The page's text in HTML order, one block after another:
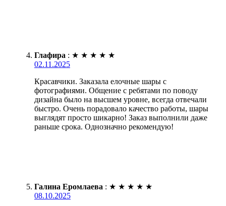
Глафира : ★ ★ ★ ★ ★
02.11.2025
Красавчики. Заказала елочные шары с
фотографиями. Общение с ребятами по поводу
дизайна было на высшем уровне, всегда отвечали
быстро. Очень порадовало качество работы, шары
выглядят просто шикарно! Заказ выполнили даже
раньше срока. Однозначно рекомендую!
Галина Еромлаева : ★ ★ ★ ★ ★
08.10.2025